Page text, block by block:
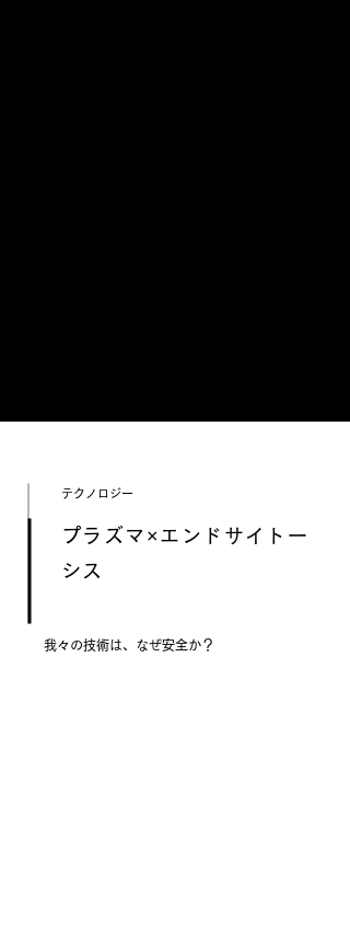
テクノロジー
プラズマ×エンドサイトー
シス
我々の技術は、​なぜ安全か？